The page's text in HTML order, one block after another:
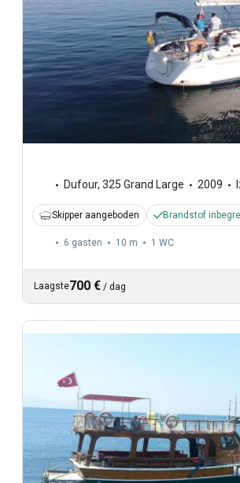
Dufour, 325 Grand Large 2009
Skipper aangeboden Brandstof
6 gasten 10 m 1 WC
Laagste700 € / dag